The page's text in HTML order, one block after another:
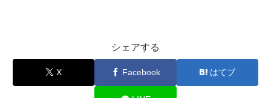
シェアする
X Facebook はてブ